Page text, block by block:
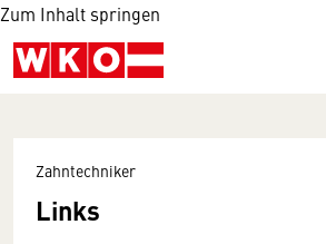
Zum Inhalt springen
Zahntechniker
Links